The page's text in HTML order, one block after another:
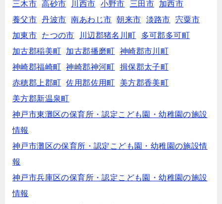
三木市
高砂市 川西市 小野市 三田市
加西市
養父市
丹波市 南あわじ市 朝来市 淡路市
宍粟市
加東市
たつの市 川辺郡猪名川町
多可郡多可町
加古郡稲美町
加古郡播磨町
神崎郡市川町
神崎郡福崎町
神崎郡神河町
揖保郡太子町
赤穂郡上郡町
佐用郡佐用町
美方郡香美町
美方郡新温泉町
神戸市東灘区の保育所・認定こども園・幼稚園の施設
情報
神戸市灘区の保育所・認定こども園・幼稚園の施設情
報
神戸市兵庫区の保育所・認定こども園・幼稚園の施設
情報